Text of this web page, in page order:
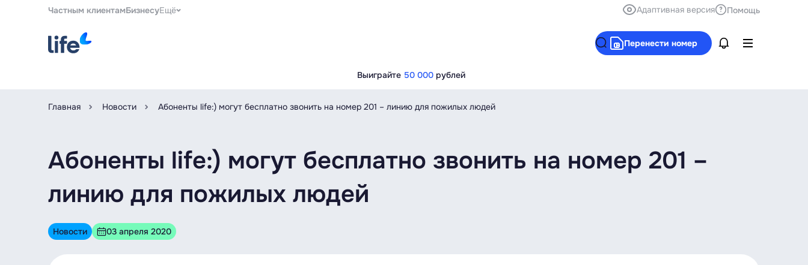
Частным клиентамБизнесуЕщё Адаптивная версия Помощь
Перенести номер
Выиграйте 50 000 рублей
Главная Новости Абоненты life:) могут бесплатно звонить на номер 201 – линию для пожилых людей
Абоненты life:) могут бесплатно звонить на номер 201 –
линию для пожилых людей
Новости 03 апреля 2020